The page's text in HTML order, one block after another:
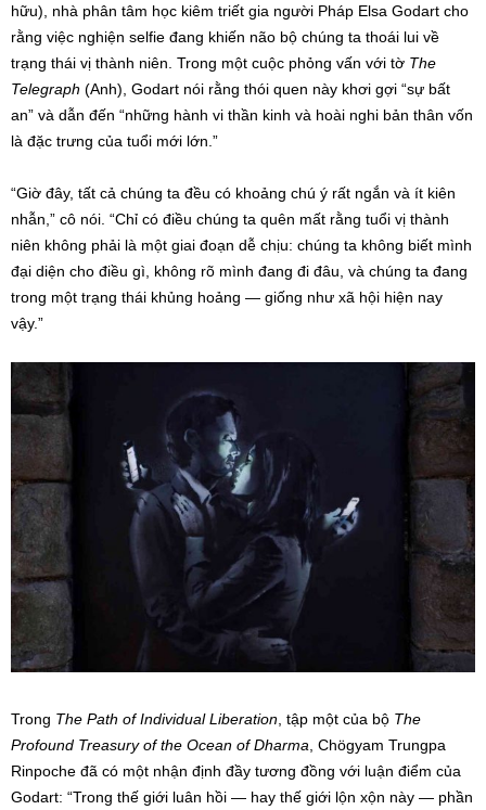
hữu), nhà phân tâm học kiêm triết gia người Pháp Elsa Godart cho
rằng việc nghiện selfie đang khiến não bộ chúng ta thoái lui về
trạng thái vị thành niên. Trong một cuộc phỏng vấn với tờ The
Telegraph (Anh), Godart nói rằng thói quen này khơi gợi “sự bất
an” và dẫn đến “những hành vi thần kinh và hoài nghi bản thân vốn
là đặc trưng của tuổi mới lớn.”
“Giờ đây, tất cả chúng ta đều có khoảng chú ý rất ngắn và ít kiên
nhẫn,” cô nói. “Chỉ có điều chúng ta quên mất rằng tuổi vị thành
niên không phải là một giai đoạn dễ chịu: chúng ta không biết mình
đại diện cho điều gì, không rõ mình đang đi đâu, và chúng ta đang
trong một trạng thái khủng hoảng — giống như xã hội hiện nay
vậy.”
Trong The Path of Individual Liberation , tập một của bộ The
Profound Treasury of the Ocean of Dharma , Chögyam Trungpa
Rinpoche đã có một nhận định đầy tương đồng với luận điểm của
Godart: “Trong thế giới luân hồi — hay thế giới lộn xộn này — phần